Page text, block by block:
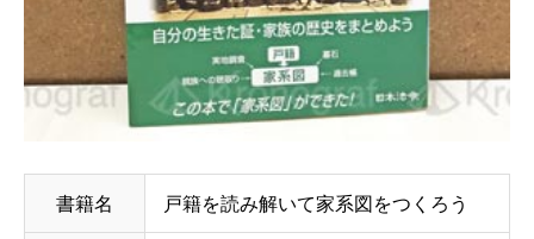
書籍名 戸籍を読み解いて家系図をつくろう